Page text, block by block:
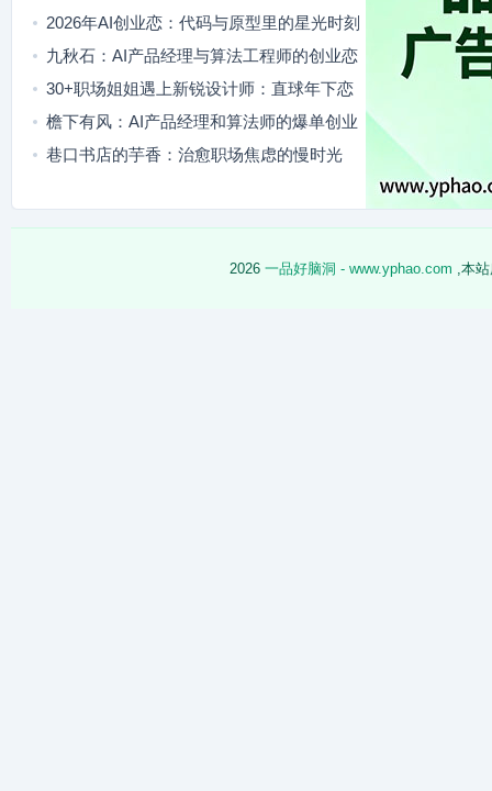
肩站稳脚跟
2026年AI创业恋：代码与原型里的星光时刻
九秋石：AI产品经理与算法工程师的创业恋
歌
30+职场姐姐遇上新锐设计师：直球年下恋
治愈年龄焦虑
檐下有风：AI产品经理和算法师的爆单创业
日常
巷口书店的芋香：治愈职场焦虑的慢时光
2026 一品好脑洞 - www.yphao.com ,本